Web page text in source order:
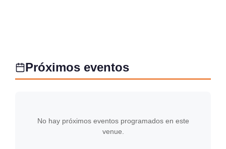
Próximos eventos
No hay próximos eventos programados en este
venue.